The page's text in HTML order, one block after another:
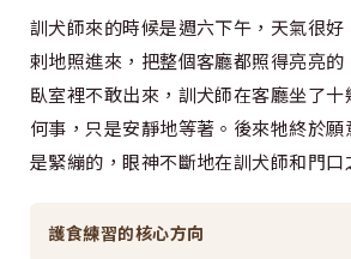
訓犬師來的時候是週六下午，天氣很
剌地照進來，把整個客廳都照得亮亮
臥室裡不敢出來，訓犬師在客廳坐了
何事，只是安靜地等著。後來牠終於
是緊繃的，眼神不斷地在訓犬師和門口
護食練習的核心方向